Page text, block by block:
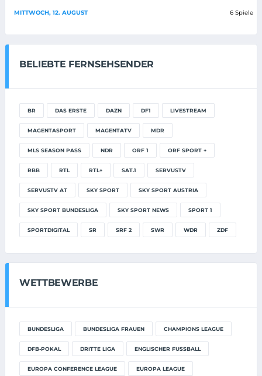
MITTWOCH, 12. AUGUST 6 Spiele
BELIEBTE FERNSEHSENDER
BR DAS ERSTE DAZN DF1 LIVESTREAM
MAGENTASPORT MAGENTATV MDR
MLS SEASON PASS NDR ORF 1 ORF SPORT +
RBB RTL RTL+ SAT.1 SERVUSTV
SERVUSTV AT SKY SPORT SKY SPORT AUSTRIA
SKY SPORT BUNDESLIGA SKY SPORT NEWS SPORT 1
SPORTDIGITAL SR SRF 2 SWR WDR ZDF
WETTBEWERBE
BUNDESLIGA BUNDESLIGA FRAUEN CHAMPIONS LEAGUE
DFB-POKAL DRITTE LIGA ENGLISCHER FUSSBALL
EUROPA CONFERENCE LEAGUE EUROPA LEAGUE